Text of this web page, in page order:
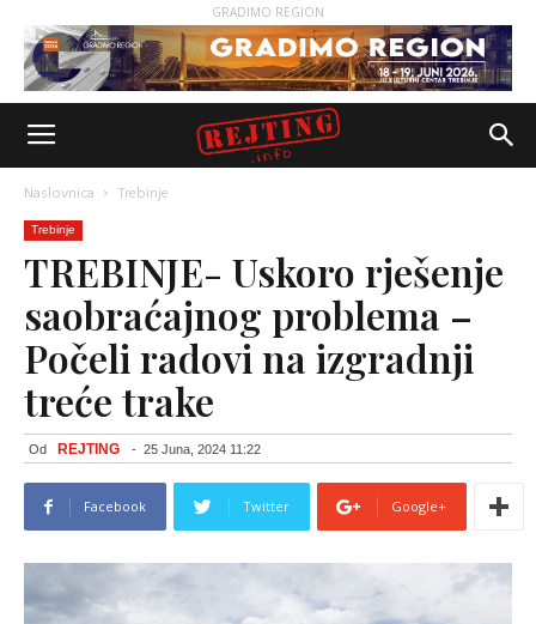
GRADIMO REGION
Naslovnica Trebinje
Trebinje
TREBINJE- Uskoro rješenje
saobraćajnog problema –
Počeli radovi na izgradnji
treće trake
Od REJTING - 25 Juna, 2024 11:22
Facebook Twitter Google+